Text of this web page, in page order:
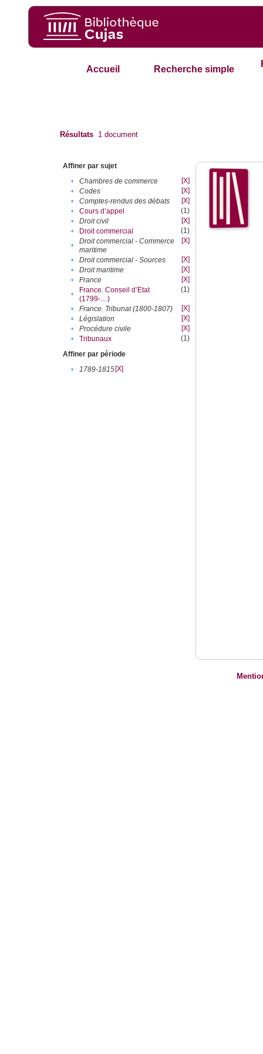
Accueil Recherche simple
Résultats 1 document
Affiner par sujet
•
Chambres de commerce
[X]
•
Codes
[X]
•
Comptes-rendus des débats
[X]
•
Cours d’appel
(1)
•
Droit civil
[X]
•
Droit commercial
(1)
•
Droit commercial - Commerce
maritime
[X]
• Droit commercial - Sources
[X]
•
Droit maritime
[X]
•
France
[X]
•
France. Conseil d’Etat
(1799-....)
(1)
• France. Tribunat (1800-1807)
[X]
•
Législation
[X]
•
Procédure civile
[X]
•
Tribunaux
(1)
Affiner par période
•
1789-1815[X]